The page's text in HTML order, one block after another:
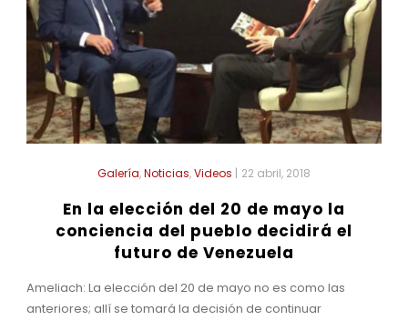
Galería,Noticias,Videos | 22 abril, 2018
En la elección del 20 de mayo la
conciencia del pueblo decidirá el
futuro de Venezuela
Ameliach: La elección del 20 de mayo no es como las
anteriores; allí se tomará la decisión de continuar